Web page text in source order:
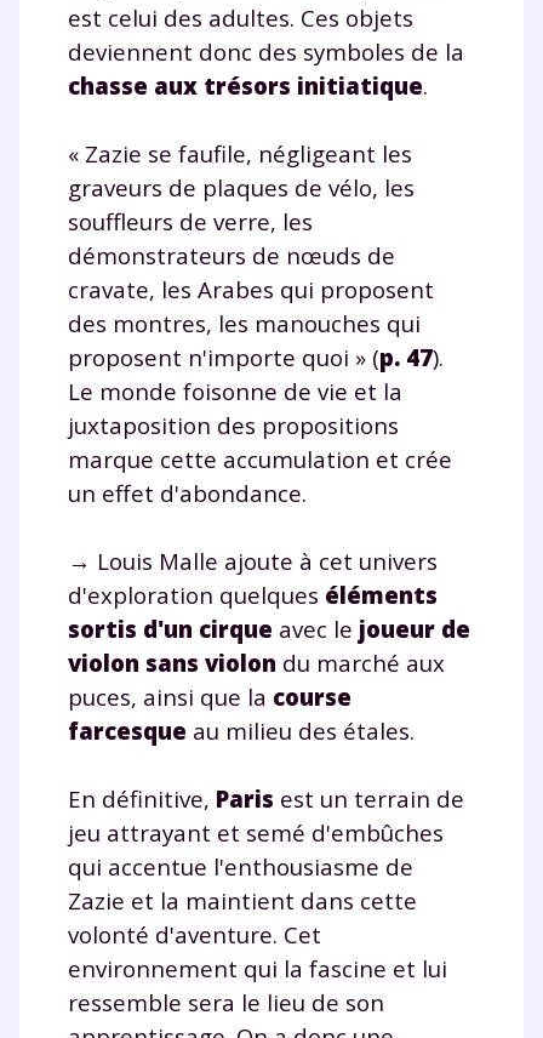
est celui des adultes. Ces objets
deviennent donc des symboles de la
chasse aux trésors initiatique.
« Zazie se faufile, négligeant les
graveurs de plaques de vélo, les
souffleurs de verre, les
démonstrateurs de nœuds de
cravate, les Arabes qui proposent
des montres, les manouches qui
proposent n'importe quoi » (p. 47).
Le monde foisonne de vie et la
juxtaposition des propositions
marque cette accumulation et crée
un effet d'abondance.
→ Louis Malle ajoute à cet univers
d'exploration quelques éléments
sortis d'un cirque avec le joueur de
violon sans violon du marché aux
puces, ainsi que la course
farcesque au milieu des étales.
En définitive, Paris est un terrain de
jeu attrayant et semé d'embûches
qui accentue l'enthousiasme de
Zazie et la maintient dans cette
volonté d'aventure. Cet
environnement qui la fascine et lui
ressemble sera le lieu de son